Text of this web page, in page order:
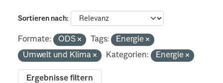
Sortieren nach
Formate: ODS Tags:
Energie
Umwelt und Klima
Kategorien: Energie
Ergebnisse filtern